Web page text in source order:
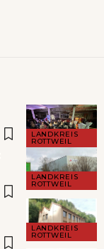
LANDKREIS
ROTTWEIL
LANDKREIS
ROTTWEIL
LANDKREIS
ROTTWEIL